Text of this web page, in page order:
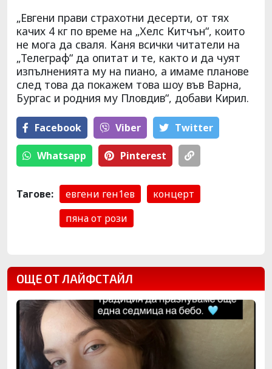
„Евгени прави страхотни десерти, от тях
качих 4 кг по време на „Хелс Китчън“, които
не мога да сваля. Каня всички читатели на
„Телеграф“ да опитат и те, както и да чуят
изпълненията му на пиано, а имаме планове
след това да покажем това шоу във Варна,
Бургас и родния му Пловдив“, добави Кирил.
Facebook Viber Тwitter
Whatsapp Pinterest
Тагове: евгени ген1ев
концерт
пяна от рози
ОЩЕ ОТ ЛАЙФСТАЙЛ